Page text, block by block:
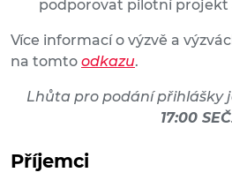
podporovat pilotní projekt
Více informací o výzvě a
na tomto odkazu.
Lhůta pro podání přihlášky
17:00 SEČ.
Příjemci